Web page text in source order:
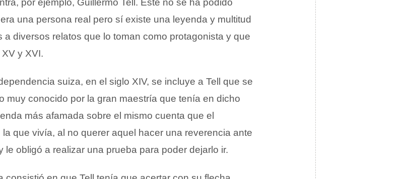
por ejemplo, Guillermo Tell. Este no se ha podido
una persona real pero sí existe una leyenda y multitud
a diversos relatos que lo toman como protagonista y que
y XVI.
suiza, en el siglo XIV, se incluye a Tell que se
muy conocido por la gran maestría que tenía en dicho
más afamada sobre el mismo cuenta que el
que vivía, al no querer aquel hacer una reverencia ante
le obligó a realizar una prueba para poder dejarlo ir.